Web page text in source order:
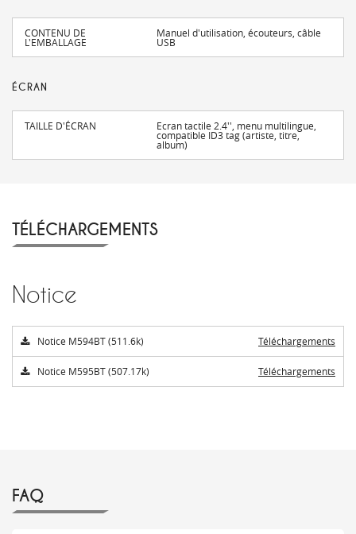
CONTENU DE
L'EMBALLAGE
Manuel d'utilisation, écouteurs, câble
USB
ÉCRAN
TAILLE D'ÉCRAN Ecran tactile 2.4'', menu multilingue,
compatible ID3 tag (artiste, titre,
album)
TÉLÉCHARGEMENTS
Notice
Notice M594BT (511.6k) Téléchargements
Notice M595BT (507.17k) Téléchargements
FAQ